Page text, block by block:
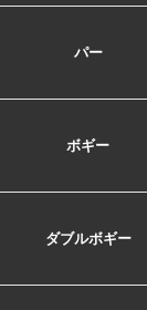
パー
ボギー
ダブルボギー